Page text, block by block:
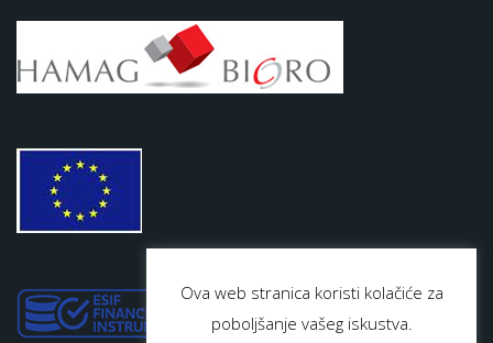
Ova web stranica koristi kolačiće za
poboljšanje vašeg iskustva.